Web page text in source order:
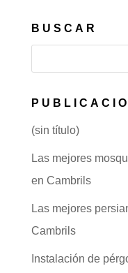
BUSCAR
(sin título)
Las mejores
en Cambrils
Las mejores
Cambrils
Instalación de